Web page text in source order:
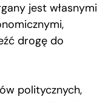
jest własnymi
drogę do
politycznych,